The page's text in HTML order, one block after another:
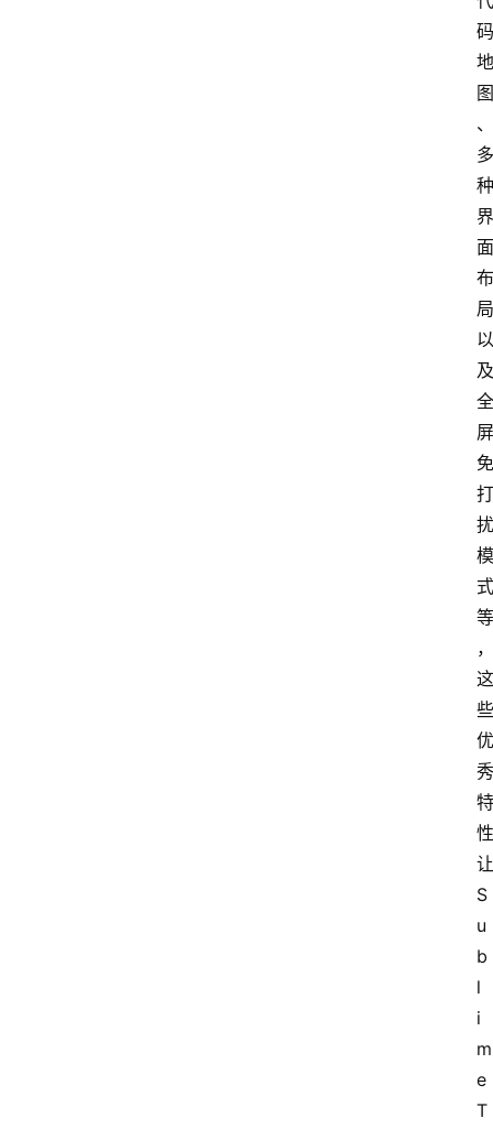
码
地
图
、
多
种
界
面
布
局
以
及
全
屏
免
打
扰
模
式
等
，
这
些
优
秀
特
性
让
S
u
b
l
i
m
e
T